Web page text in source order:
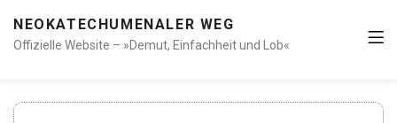
NEOKATECHUMENALER WEG
Offizielle Website – »Demut, Einfachheit und Lob«